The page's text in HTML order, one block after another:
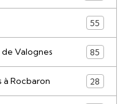
55
de Valognes 85
à Rocbaron 28